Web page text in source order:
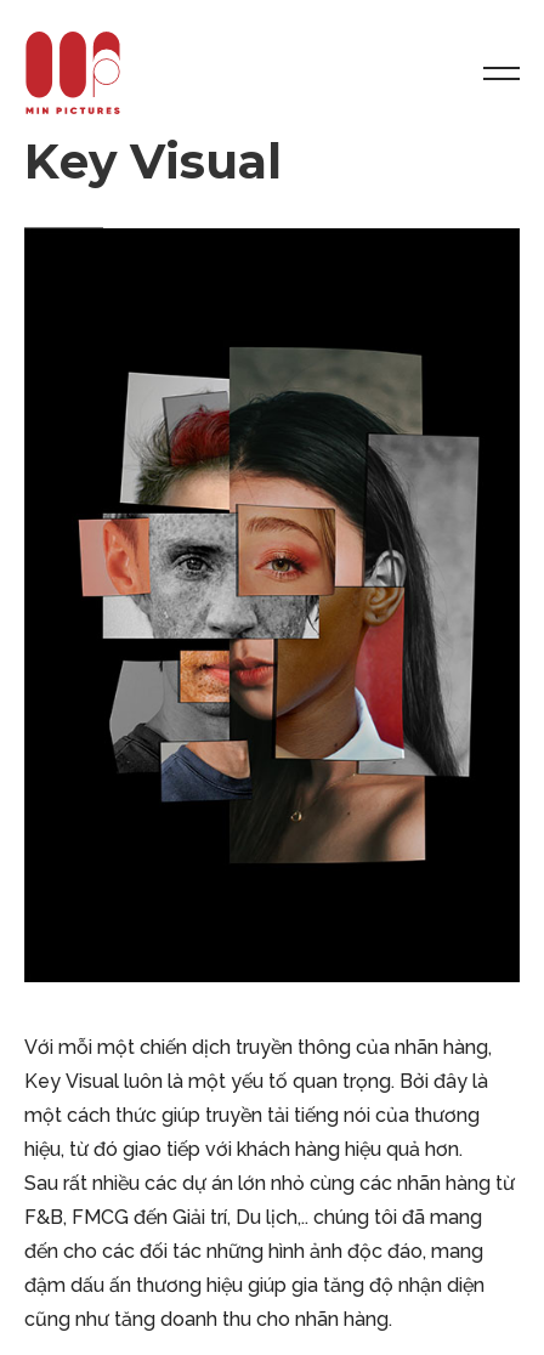
Key Visual
Với mỗi một chiến dịch truyền thông của nhãn hàng,
Key Visual luôn là một yếu tố quan trọng. Bởi đây là
một cách thức giúp truyền tải tiếng nói của thương
hiệu, từ đó giao tiếp với khách hàng hiệu quả hơn.
Sau rất nhiều các dự án lớn nhỏ cùng các nhãn hàng từ
F&B, FMCG đến Giải trí, Du lịch,.. chúng tôi đã mang
đến cho các đối tác những hình ảnh độc đáo, mang
đậm dấu ấn thương hiệu giúp gia tăng độ nhận diện
cũng như tăng doanh thu cho nhãn hàng.